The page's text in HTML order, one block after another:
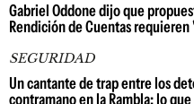
Gabriel Oddone dijo que
Rendición de Cuentas
SEGURIDAD
Un cantante de trap entre los
contramano en la Rambla: lo